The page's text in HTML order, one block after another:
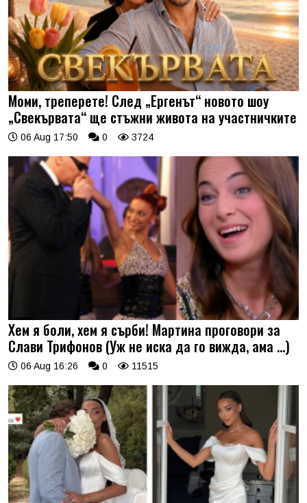
Моми, треперете! След „Ергенът“ новото шоу
„Свекървата“ ще стъжни живота на участничките
06 Aug 17:50 0 3724
Хем я боли, хем я сърби! Мартина проговори за
Слави Трифонов (Уж не иска да го вижда, ама …)
06 Aug 16:26 0 11515